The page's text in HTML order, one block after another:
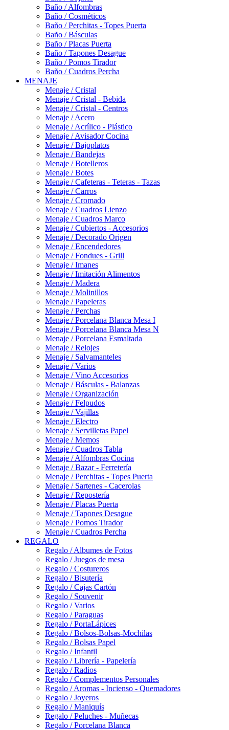
Baño / Alfombras
Baño / Cosméticos
Baño / Perchitas - Topes Puerta
Baño / Básculas
Baño / Placas Puerta
Baño / Tapones Desague
Baño / Pomos Tirador
Baño / Cuadros Percha
MENAJE
Menaje / Cristal
Menaje / Cristal - Bebida
Menaje / Cristal - Centros
Menaje / Acero
Menaje / Acrílico - Plástico
Menaje / Avisador Cocina
Menaje / Bajoplatos
Menaje / Bandejas
Menaje / Botelleros
Menaje / Botes
Menaje / Cafeteras - Teteras - Tazas
Menaje / Carros
Menaje / Cromado
Menaje / Cuadros Lienzo
Menaje / Cuadros Marco
Menaje / Cubiertos - Accesorios
Menaje / Decorado Origen
Menaje / Encendedores
Menaje / Fondues - Grill
Menaje / Imanes
Menaje / Imitación Alimentos
Menaje / Madera
Menaje / Molinillos
Menaje / Papeleras
Menaje / Perchas
Menaje / Porcelana Blanca Mesa I
Menaje / Porcelana Blanca Mesa N
Menaje / Porcelana Esmaltada
Menaje / Relojes
Menaje / Salvamanteles
Menaje / Varios
Menaje / Vino Accesorios
Menaje / Básculas - Balanzas
Menaje / Organización
Menaje / Felpudos
Menaje / Vajillas
Menaje / Electro
Menaje / Servilletas Papel
Menaje / Memos
Menaje / Cuadros Tabla
Menaje / Alfombras Cocina
Menaje / Bazar - Ferretería
Menaje / Perchitas - Topes Puerta
Menaje / Sartenes - Cacerolas
Menaje / Repostería
Menaje / Placas Puerta
Menaje / Tapones Desague
Menaje / Pomos Tirador
Menaje / Cuadros Percha
REGALO
Regalo / Albumes de Fotos
Regalo / Juegos de mesa
Regalo / Costureros
Regalo / Bisutería
Regalo / Cajas Cartón
Regalo / Souvenir
Regalo / Varios
Regalo / Paraguas
Regalo / PortaLápices
Regalo / Bolsos-Bolsas-Mochilas
Regalo / Bolsas Papel
Regalo / Infantil
Regalo / Librería - Papelería
Regalo / Radios
Regalo / Complementos Personales
Regalo / Aromas - Incienso - Quemadores
Regalo / Joyeros
Regalo / Maniquís
Regalo / Peluches - Muñecas
Regalo / Porcelana Blanca